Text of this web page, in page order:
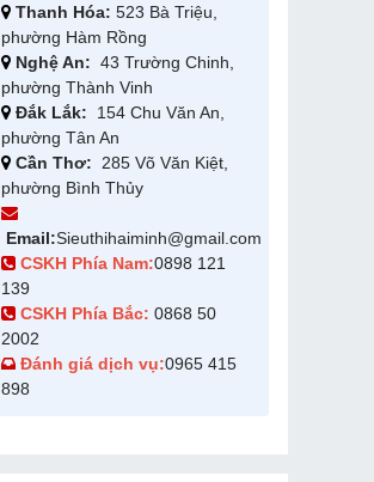
Thanh Hóa: 523 Bà Triệu,
phường Hàm Rồng
Nghệ An: 43 Trường Chinh,
phường Thành Vinh
Đắk Lắk: 154 Chu Văn An,
phường Tân An
Cần Thơ: 285 Võ Văn Kiệt,
phường Bình Thủy
Email:Sieuthihaiminh@gmail.com
CSKH Phía Nam:0898 121
139
CSKH Phía Bắc: 0868 50
2002
Đánh giá dịch vụ:0965 415
898